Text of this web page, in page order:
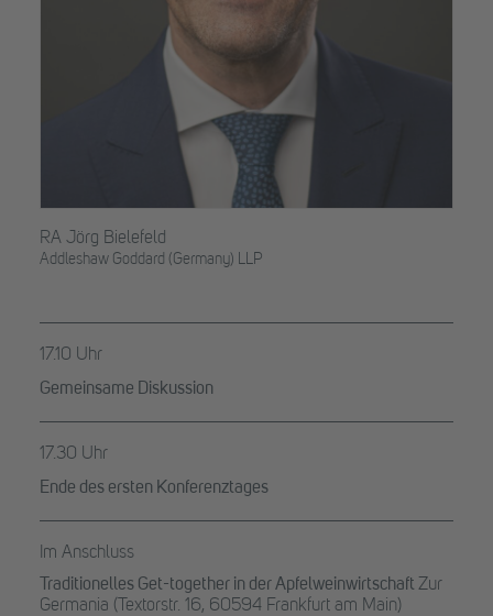
RA Jörg Bielefeld
Addleshaw Goddard (Germany) LLP
17.10 Uhr
Gemeinsame Diskussion
17.30 Uhr
Ende des ersten Konferenztages
Im Anschluss
Traditionelles Get-together in der Apfelweinwirtschaft Zur
Germania (Textorstr. 16, 60594 Frankfurt am Main)